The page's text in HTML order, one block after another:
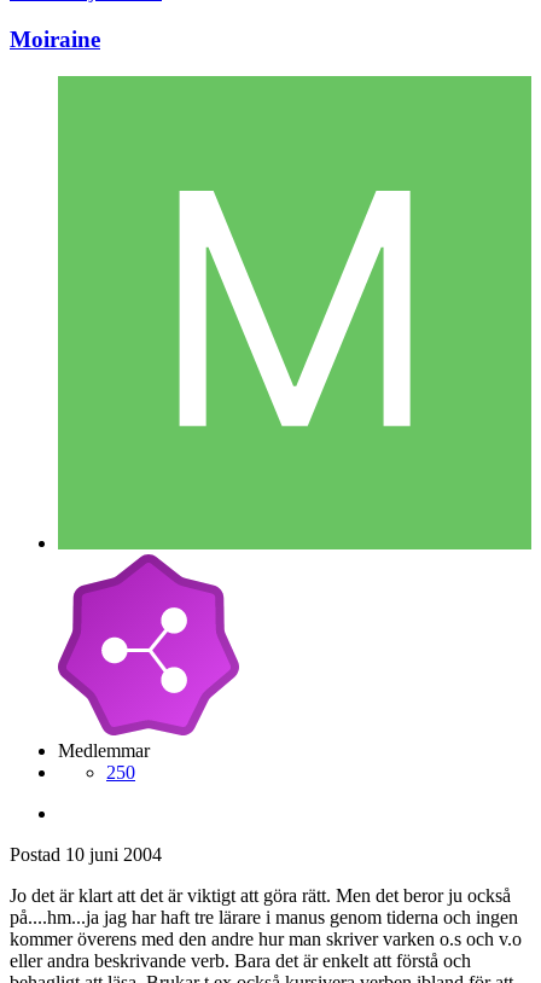
Moiraine
Medlemmar
250
Postad 10 juni 2004
Jo det är klart att det är viktigt att göra rätt. Men det beror ju också
på....hm...ja jag har haft tre lärare i manus genom tiderna och ingen
kommer överens med den andre hur man skriver varken o.s och v.o
eller andra beskrivande verb. Bara det är enkelt att förstå och